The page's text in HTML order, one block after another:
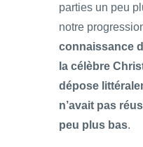
parties un peu
notre
connaissance
la célèbre
dépose
n’avait pas
peu plus bas.